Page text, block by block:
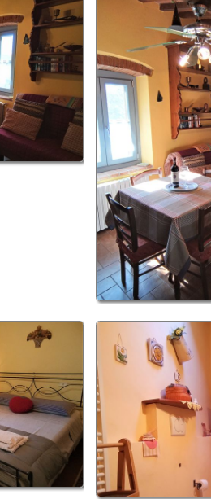
min. 2 notti):
e angolo cottura
aggiunto o culla
doccia